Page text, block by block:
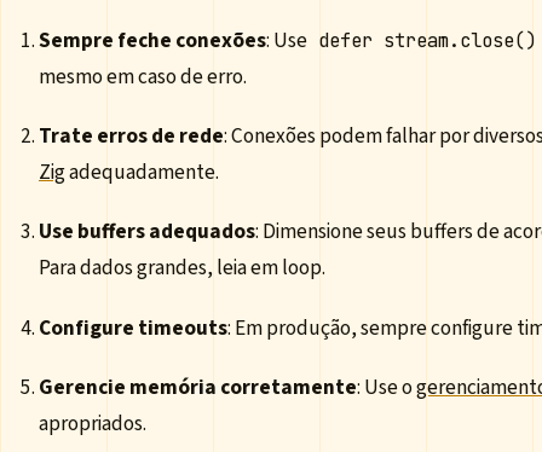
Sempre feche conexões: Use defer stream.close()
mesmo em caso de erro.
Trate erros de rede: Conexões podem falhar por
Zigadequadamente.
Use buffers adequados: Dimensione seus buffers de
Para dados grandes, leia em loop.
Configure timeouts: Em produção, sempre configure
Gerencie memória corretamente: Use o
apropriados.